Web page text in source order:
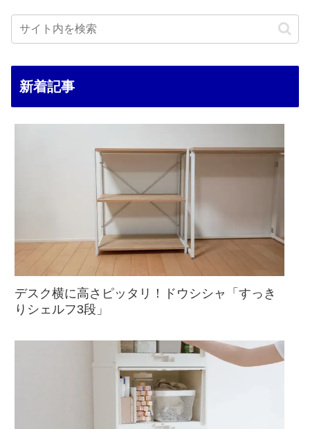
新着記事
デスク横に高さピッタリ！ドウシシャ「すっき
りシェルフ3段」